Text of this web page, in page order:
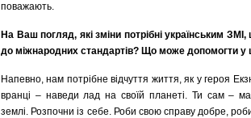
поважають.
На Ваш погляд, які зміни потрібні українським
до міжнародних стандартів? Що може допомогти у
Напевно, нам потрібне відчуття життя, як у героя
вранці – наведи лад на своїй планеті. Ти сам –
землі. Розпочни із себе. Роби свою справу добре,